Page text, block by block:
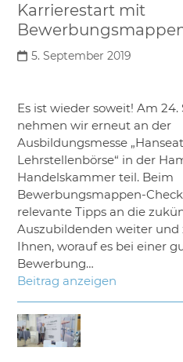
Karrierestart mit
5. September 2019
Es ist wieder soweit! Am
nehmen wir erneut an der
Ausbildungsmesse
Lehrstellenbörse“ in der
Handelskammer teil. Beim
Bewerbungsmappen-
relevante Tipps an die
Auszubildenden weiter und
Ihnen, worauf es bei einer
Bewerbung…
Beitrag anzeigen